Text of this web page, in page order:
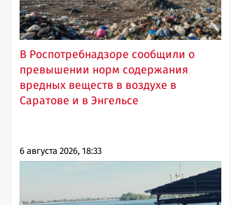
В Роспотребнадзоре сообщили о
превышении норм содержания
вредных веществ в воздухе в
Саратове и в Энгельсе
6 августа 2026, 18:33